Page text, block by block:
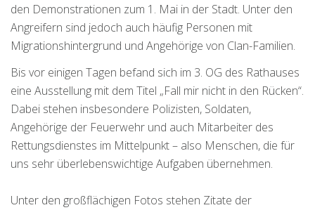
den Demonstrationen zum 1. Mai in der Stadt. Unter den
Angreifern sind jedoch auch häufig Personen mit
Migrationshintergrund und Angehörige von Clan-Familien.
Bis vor einigen Tagen befand sich im 3. OG des Rathauses
eine Ausstellung mit dem Titel „Fall mir nicht in den Rücken“.
Dabei stehen insbesondere Polizisten, Soldaten,
Angehörige der Feuerwehr und auch Mitarbeiter des
Rettungsdienstes im Mittelpunkt – also Menschen, die für
uns sehr überlebenswichtige Aufgaben übernehmen.
Unter den großflächigen Fotos stehen Zitate der